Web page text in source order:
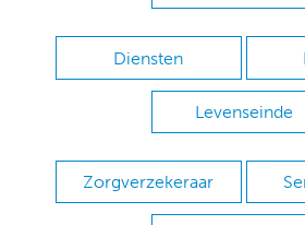
Diensten
Levenseinde
Zorgverzekeraar